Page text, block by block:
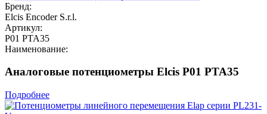
Бренд:
Elcis Encoder S.r.l.
Артикул:
P01 PTA35
Наименование:
Аналоговые потенциометры Elcis P01 PTA35
Подробнее